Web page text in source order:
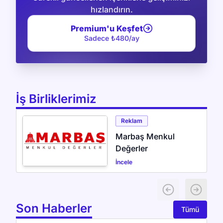
hızlandırın.
Premium'u Keşfet
Sadece ₺480/ay
İş Birliklerimiz
Reklam
Marbaş Menkul
Değerler
İncele
Previous slide
Next
Son Haberler Tümü